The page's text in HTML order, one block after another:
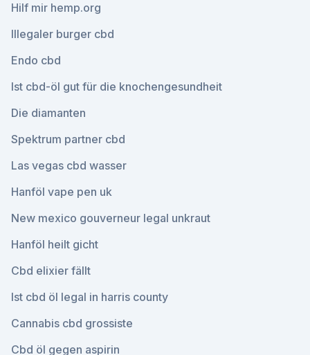
Hilf mir hemp.org
Illegaler burger cbd
Endo cbd
Ist cbd-öl gut für die knochengesundheit
Die diamanten
Spektrum partner cbd
Las vegas cbd wasser
Hanföl vape pen uk
New mexico gouverneur legal unkraut
Hanföl heilt gicht
Cbd elixier fällt
Ist cbd öl legal in harris county
Cannabis cbd grossiste
Cbd öl gegen aspirin